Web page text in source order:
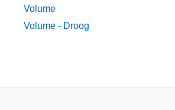
Volume
Volume - Droog